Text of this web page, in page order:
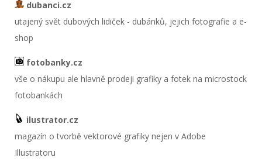
dubanci.cz
utajený svět dubových lidiček - dubánků, jejich fotografie a e-
shop
fotobanky.cz
vše o nákupu ale hlavně prodeji grafiky a fotek na microstock
fotobankách
ilustrator.cz
magazín o tvorbě vektorové grafiky nejen v Adobe
Illustratoru